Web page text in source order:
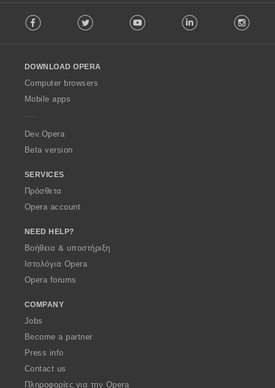
o
w
O
p
a
Facebook Twitter Youtube LinkedIn
DOWNLOAD OPERA
Computer browsers
Mobile apps
Dev.Opera
Beta version
SERVICES
Πρόσθετα
Opera account
NEED HELP?
Βοήθεια & υποστήριξη
Ιστολόγια Opera
Opera forums
COMPANY
Jobs
Become a partner
Press info
Contact us
Πληροφορίες για την Opera